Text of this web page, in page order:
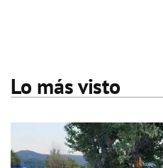
Lo más visto